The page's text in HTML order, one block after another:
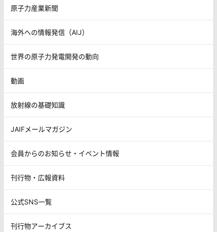
原子力産業新聞
海外への情報発信（AIJ）
世界の原子力発電開発の動向
動画
放射線の基礎知識
JAIFメールマガジン
会員からのお知らせ・イベント情報
刊行物・広報資料
公式SNS一覧
刊行物アーカイブス